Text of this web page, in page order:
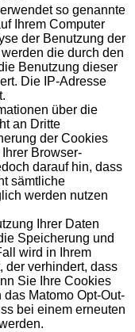
so genannte
Ihrem Computer
der Benutzung der
die durch den
Benutzung dieser
Die IP-Adresse
über die
an Dritte
der Cookies
Browser-
darauf hin, dass
sämtliche
werden nutzen
Ihrer Daten
Speicherung und
wird in Ihrem
der verhindert, dass
Sie Ihre Cookies
Matomo Opt-Out-
bei einem erneuten